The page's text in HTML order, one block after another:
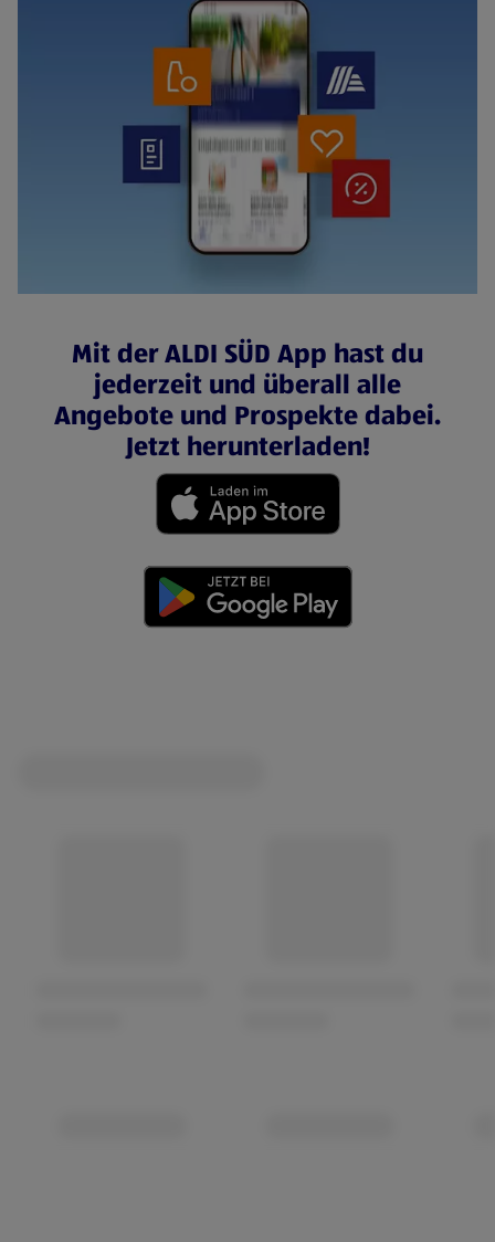
Mit der ALDI SÜD App hast du
jederzeit und überall alle
Angebote und Prospekte dabei.
Jetzt herunterladen!